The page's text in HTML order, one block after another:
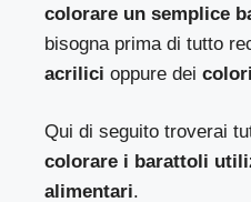
colorare un semplice
bisogna prima di tutto
acrilici oppure dei
Qui di seguito troverai
colorare i barattoli
alimentari.